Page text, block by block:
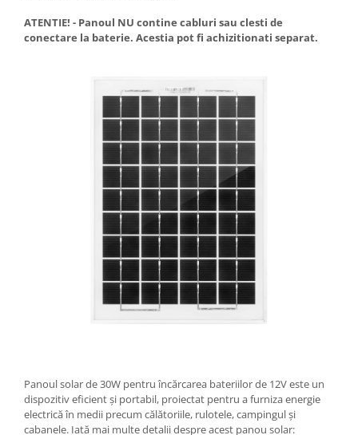
ATENTIE! - Panoul NU contine cabluri sau clesti de
conectare la baterie. Acestia pot fi achizitionati separat.
Panoul solar de 30W pentru încărcarea bateriilor de 12V este un
dispozitiv eficient și portabil, proiectat pentru a furniza energie
electrică în medii precum călătoriile, rulotele, campingul și
cabanele. Iată mai multe detalii despre acest panou solar: